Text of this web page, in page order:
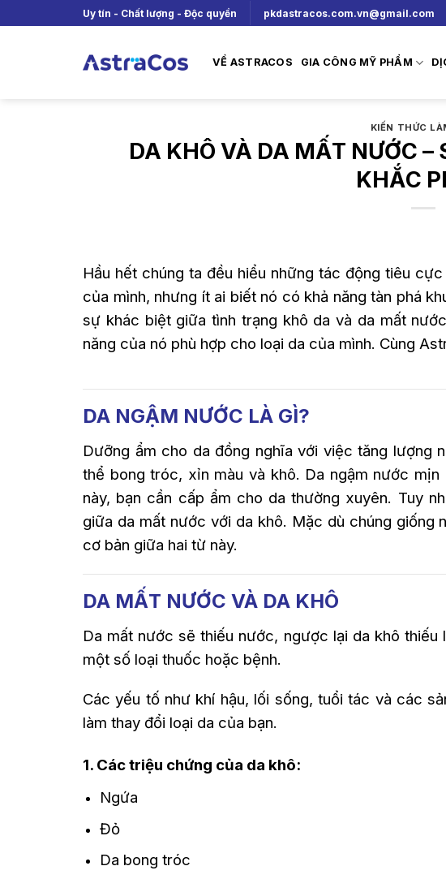
to
Uy tín - Chất lượng - Độc quyền pkdastracos.com.vn@gmail.com
VỀ ASTRACOS GIA CÔNG MỸ PHẨM
KIẾN THỨC
DA KHÔ VÀ DA MẤT NƯỚC
KHẮC
Hầu hết chúng ta đều hiểu những tác động tiêu
của mình, nhưng ít ai biết nó có khả năng tàn phá
sự khác biệt giữa tình trạng khô da và da mất
năng của nó phù hợp cho loại da của mình. Cùng
DA NGẬM NƯỚC LÀ GÌ?
Dưỡng ẩm cho da đồng nghĩa với việc tăng lượng
thể bong tróc, xỉn màu và khô. Da ngậm nước
này, bạn cần cấp ẩm cho da thường xuyên. Tuy
giữa da mất nước với da khô. Mặc dù chúng
cơ bản giữa hai từ này.
DA MẤT NƯỚC VÀ DA KHÔ
Da mất nước sẽ thiếu nước, ngược lại da khô
một số loại thuốc hoặc bệnh.
Các yếu tố như khí hậu, lối sống, tuổi tác và các
làm thay đổi loại da của bạn.
1. Các triệu chứng của da khô:
Ngứa
Đỏ
Da bong tróc